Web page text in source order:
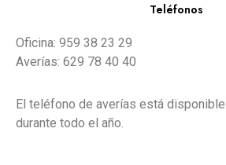
Teléfonos
Oficina: 959 38 23 29
Averías: 629 78 40 40
El teléfono de averías está
durante todo el año.